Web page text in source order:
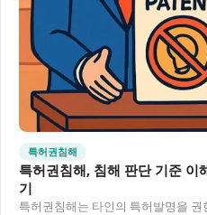
특허권침해
특허권침해, 침해 판단 기준 이
기
특허권침해는 타인의 특허발명을